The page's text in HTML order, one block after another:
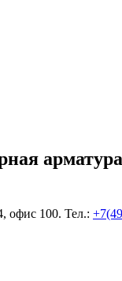
офис 100. Тел.: